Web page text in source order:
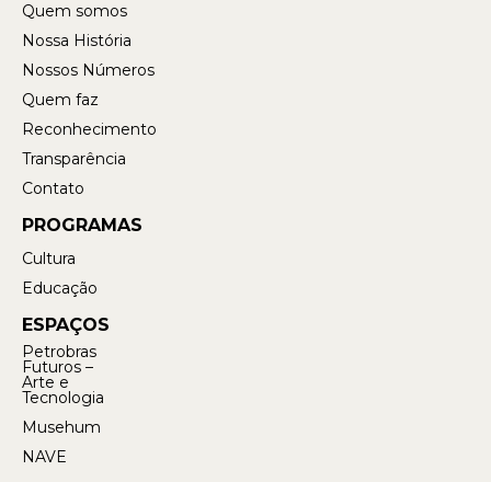
Quem somos
Nossa História
Nossos Números
Quem faz
Reconhecimento
Transparência
Contato
PROGRAMAS
Cultura
Educação
ESPAÇOS
Petrobras
Futuros –
Arte e
Tecnologia
Musehum
NAVE